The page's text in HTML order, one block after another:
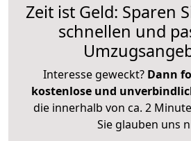
Zeit ist Geld: Sparen
schnellen und
Interesse geweckt? Dann
kostenlose und
die innerhalb von ca. 2
Sie glauben uns